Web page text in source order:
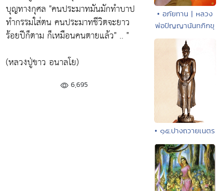
บุญทางกุศล "คนประมาทมันมักทำบาป
ทำกรรมใส่ตน คนประมาทชีวิตจะยาว
ร้อยปีก็ตาม ก็เหมือนคนตายแล้ว" .. "
(หลวงปู่ขาว อนาลโย)
6,695
• อภัยทาน | หลวง
พ่อปัญญานันทภิกขุ
• ๑๕.ปางถวายเนตร